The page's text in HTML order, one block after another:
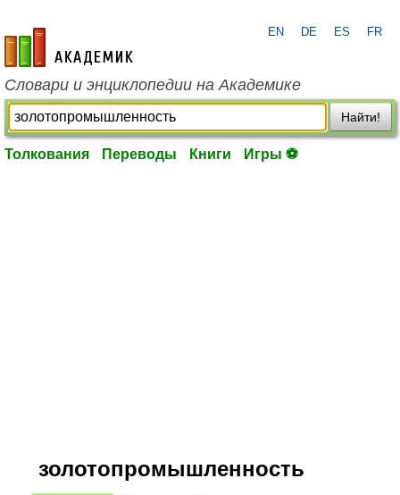
academic.ru
EN DE ES FR
Словари и энциклопедии на Академике
Найти!
Толкования Переводы Книги Игры ⚽
золотопромышленность